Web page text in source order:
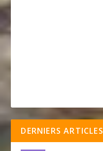
DERNIERS ARTICLES